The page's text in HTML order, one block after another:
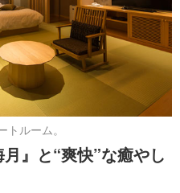
トルーム。
』と“爽快”な癒やし